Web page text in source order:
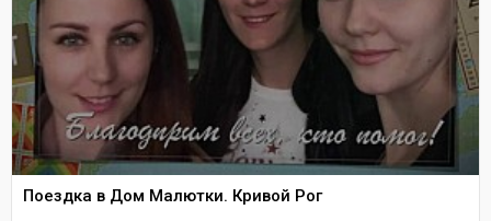
Поездка в Дом Малютки. Кривой Рог